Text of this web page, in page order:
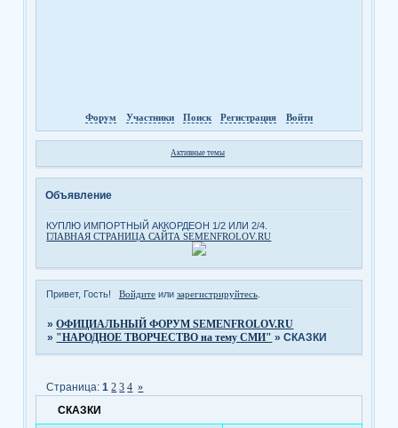
Форум Участники Поиск Регистрация Войти
Активные темы
Объявление
КУПЛЮ ИМПОРТНЫЙ АККОРДЕОН 1/2 ИЛИ 2/4.
ГЛАВНАЯ СТРАНИЦА САЙТА SEMENFROLOV.RU
Привет, Гость! Войдитеили зарегистрируйтесь.
»ОФИЦИАЛЬНЫЙ ФОРУМ SEMENFROLOV.RU
» "НАРОДНОЕ ТВОРЧЕСТВО на тему СМИ" »СКАЗКИ
СКАЗКИ
Страница:1 2 3 4 »